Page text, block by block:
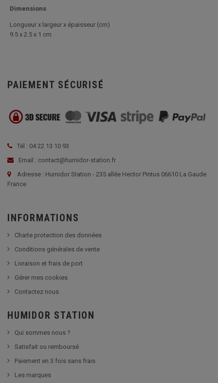
Dimensions
Longueur x largeur x épaisseur (cm)
9.5 x 2.5 x 1 cm
PAIEMENT SÉCURISÉ
Tél : 04 22 13 10 93
Email : contact@humidor-station.fr
Adresse : Humidor Station - 235 allée Hector Pintus 06610 La Gaude
France
INFORMATIONS
Charte protection des données
Conditions générales de vente
Livraison et frais de port
Gérer mes cookies
Contactez nous
HUMIDOR STATION
Qui sommes nous ?
Satisfait ou remboursé
Paiement en 3 fois sans frais
Les marques